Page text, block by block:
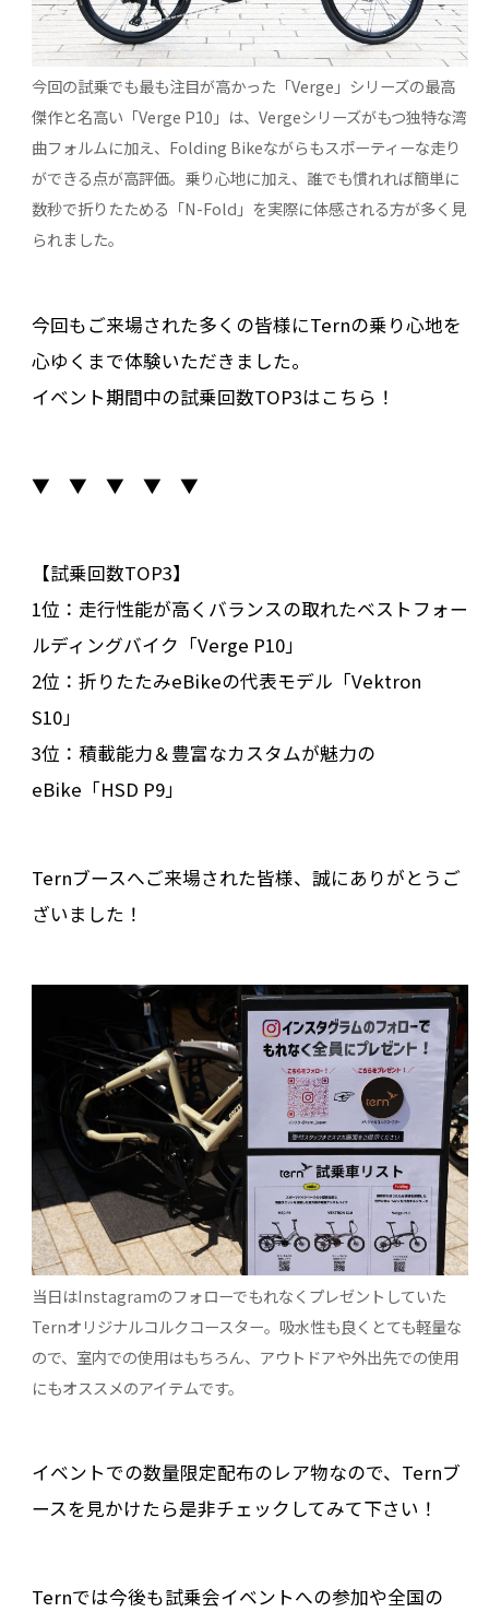
今回の試乗でも最も注目が高かった「Verge」シリーズの最高
傑作と名高い「Verge P10」は、Vergeシリーズがもつ独特な湾
曲フォルムに加え、Folding Bikeながらもスポーティーな走り
ができる点が高評価。乗り心地に加え、誰でも慣れれば簡単に
数秒で折りたためる「N-Fold」を実際に体感される方が多く見
られました。
今回もご来場された多くの皆様にTernの乗り心地を
心ゆくまで体験いただきました。
イベント期間中の試乗回数TOP3はこちら！
▼ ▼ ▼ ▼ ▼
【試乗回数TOP3】
1位：走行性能が高くバランスの取れたベストフォー
ルディングバイク「Verge P10」
2位：折りたたみeBikeの代表モデル「Vektron
S10」
3位：積載能力＆豊富なカスタムが魅力の
eBike「HSD P9」
Ternブースへご来場された皆様、誠にありがとうご
ざいました！
当日はInstagramのフォローでもれなくプレゼントしていた
Ternオリジナルコルクコースター。吸水性も良くとても軽量な
ので、室内での使用はもちろん、アウトドアや外出先での使用
にもオススメのアイテムです。
イベントでの数量限定配布のレア物なので、Ternブ
ースを見かけたら是非チェックしてみて下さい！
Ternでは今後も試乗会イベントへの参加や全国の